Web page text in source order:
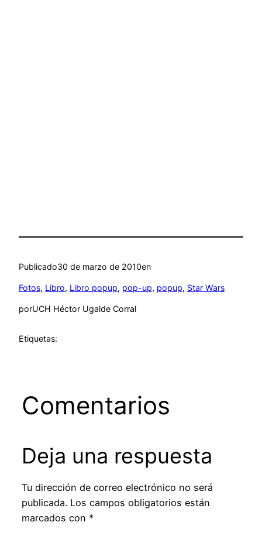
Publicado30 de marzo de 2010en
Fotos, Libro, Libro popup, pop-up, popup, Star Wars
porUCH Héctor Ugalde Corral
Etiquetas:
Comentarios
Deja una respuesta
Tu dirección de correo electrónico no será
publicada. Los campos obligatorios están
marcados con *